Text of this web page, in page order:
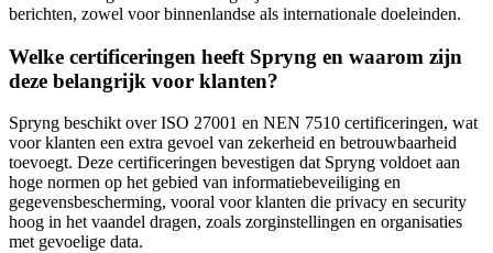
berichten, zowel voor binnenlandse als internationale doeleinden.
Welke certificeringen heeft Spryng en waarom zijn
deze belangrijk voor klanten?
Spryng beschikt over ISO 27001 en NEN 7510 certificeringen, wat
voor klanten een extra gevoel van zekerheid en betrouwbaarheid
toevoegt. Deze certificeringen bevestigen dat Spryng voldoet aan
hoge normen op het gebied van informatiebeveiliging en
gegevensbescherming, vooral voor klanten die privacy en security
hoog in het vaandel dragen, zoals zorginstellingen en organisaties
met gevoelige data.